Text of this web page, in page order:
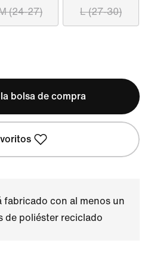
(24-27) L (27-30)
bolsa de compra
fabricado con al menos un
de poliéster reciclado